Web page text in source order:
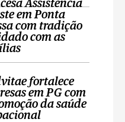
Assistência
em Ponta
com tradição
com as
fortalece
em PG com
da saúde